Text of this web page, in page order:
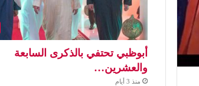
أبوظبي تحتفي بالذكرى السابعة
والعشرين…
منذ 3 أيام